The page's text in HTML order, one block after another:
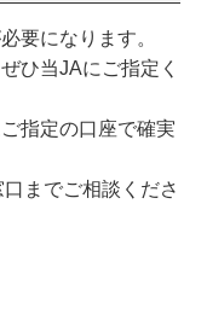
要になります。
ひ当JAにご指定く
指定の口座で確実
までご相談くださ